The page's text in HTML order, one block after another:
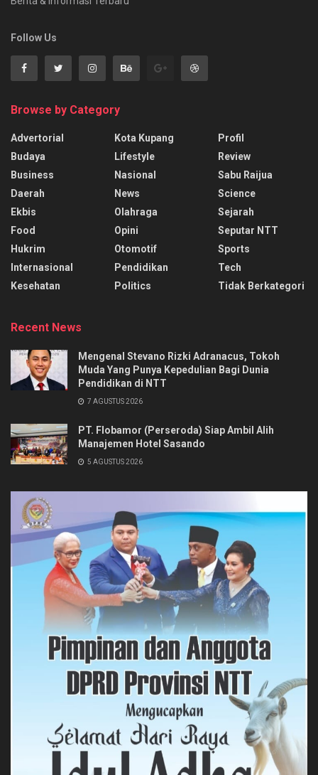
Follow Us
Browse by Category
Advertorial
Budaya
Business
Daerah
Ekbis
Food
Hukrim
Internasional
Kesehatan
Kota Kupang
Lifestyle
Nasional
News
Olahraga
Opini
Otomotif
Pendidikan
Politics
Profil
Review
Sabu Raijua
Science
Sejarah
Seputar NTT
Sports
Tech
Tidak Berkategori
Recent News
Mengenal Stevano Rizki Adranacus, Tokoh
Muda Yang Punya Kepedulian Bagi Dunia
Pendidikan di NTT
7 AGUSTUS 2026
PT. Flobamor (Perseroda) Siap Ambil Alih
Manajemen Hotel Sasando
5 AGUSTUS 2026